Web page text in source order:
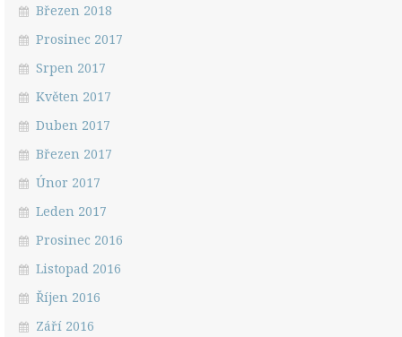
Březen 2018
Prosinec 2017
Srpen 2017
Květen 2017
Duben 2017
Březen 2017
Únor 2017
Leden 2017
Prosinec 2016
Listopad 2016
Říjen 2016
Září 2016